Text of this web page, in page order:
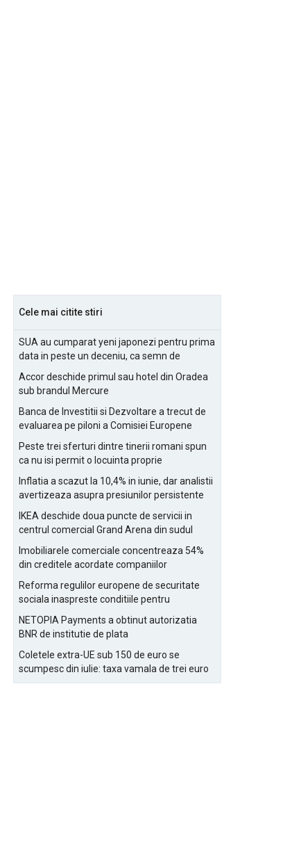
Cele mai citite stiri
SUA au cumparat yeni japonezi pentru prima
data in peste un deceniu, ca semn de
Accor deschide primul sau hotel din Oradea
sub brandul Mercure
Banca de Investitii si Dezvoltare a trecut de
evaluarea pe piloni a Comisiei Europene
Peste trei sferturi dintre tinerii romani spun
ca nu isi permit o locuinta proprie
Inflatia a scazut la 10,4% in iunie, dar analistii
avertizeaza asupra presiunilor persistente
IKEA deschide doua puncte de servicii in
centrul comercial Grand Arena din sudul
Imobiliarele comerciale concentreaza 54%
din creditele acordate companiilor
Reforma regulilor europene de securitate
sociala inaspreste conditiile pentru
NETOPIA Payments a obtinut autorizatia
BNR de institutie de plata
Coletele extra-UE sub 150 de euro se
scumpesc din iulie: taxa vamala de trei euro
pe articol, adaugata la taxa logistica